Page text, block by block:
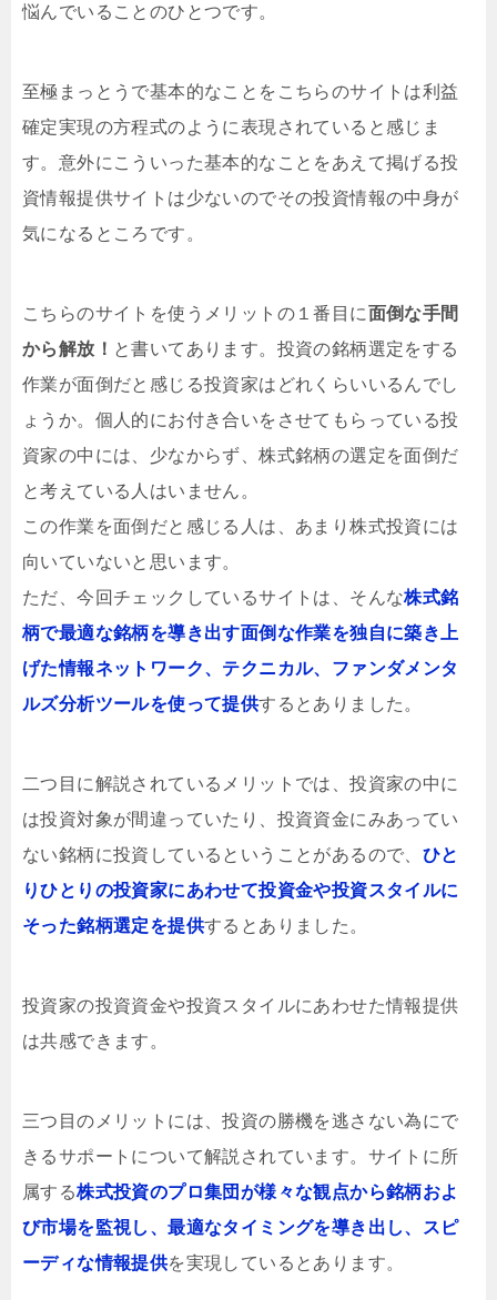
悩んでいることのひとつです。
至極まっとうで基本的なことをこちらのサイトは利益
確定実現の方程式のように表現されていると感じま
す。意外にこういった基本的なことをあえて掲げる投
資情報提供サイトは少ないのでその投資情報の中身が
気になるところです。
こちらのサイトを使うメリットの１番目に面倒な手間
から解放！ と書いてあります。投資の銘柄選定をする
作業が面倒だと感じる投資家はどれくらいいるんでし
ょうか。個人的にお付き合いをさせてもらっている投
資家の中には、少なからず、株式銘柄の選定を面倒だ
と考えている人はいません。
この作業を面倒だと感じる人は、あまり株式投資には
向いていないと思います。
ただ、今回チェックしているサイトは、そんな株式銘
柄で最適な銘柄を導き出す面倒な作業を独自に築き上
げた情報ネットワーク、テクニカル、ファンダメンタ
ルズ分析ツールを使って提供するとありました。
二つ目に解説されているメリットでは、投資家の中に
は投資対象が間違っていたり、投資資金にみあってい
ない銘柄に投資しているということがあるので、 ひと
りひとりの投資家にあわせて投資金や投資スタイルに
そった銘柄選定を提供するとありました。
投資家の投資資金や投資スタイルにあわせた情報提供
は共感できます。
三つ目のメリットには、投資の勝機を逃さない為にで
きるサポートについて解説されています。サイトに所
属する株式投資のプロ集団が様々な観点から銘柄およ
び市場を監視し、最適なタイミングを導き出し、スピ
ーディな情報提供を実現しているとあります。